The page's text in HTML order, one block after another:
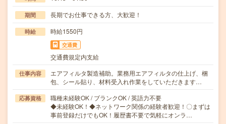
期間 長期でお仕事できる方、大歓迎！
時給 時給1550円
交通費
交通費規定内支給
仕事内容
エアフィルタ製造補助。業務用エアフィルタの仕上げ、梱
包、シール貼り、材料受入れ作業をしていただきます…
応募資格
職種未経験OK / ブランクOK / 英語力不要
◆未経験OK！◆ネットワーク関係の経験者歓迎！〇まずは
事前登録だけでもOK！履歴書不要で気軽にオンラ…